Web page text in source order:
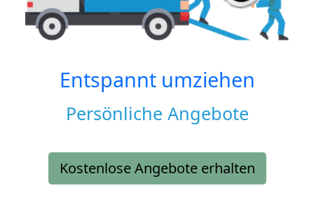
Entspannt umziehen
Persönliche Angebote
Kostenlose Angebote erhalten